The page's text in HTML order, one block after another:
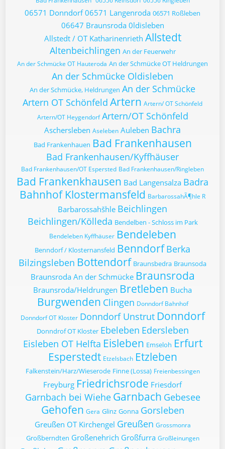
06571 Donndorf 06571 Langenroda 06571 Roßleben
06647 Braunsroda 0ldisleben
Allstedt / OT Katharinenrieth Allstedt
Altenbeichlingen An der Feuerwehr
An der Schmücke OT Hauteroda An der Schmücke OT Heldrungen
An der Schmücke Oldisleben
An der Schmücke, Heldrungen An der Schmücke
Artern OT Schönfeld Artern Artern/ OT Schönfeld
Artern/OT Heygendorf Artern/OT Schönfeld
Aschersleben Aseleben Auleben Bachra
Bad Frankenhauen Bad Frankenhausen
Bad Frankenhausen/Kyffhäuser
Bad Frankenhausen/OT Espersted Bad Frankenhausen/Ringleben
Bad Frankenkhausen Bad Langensalza Badra
Bahnhof Klostermansfeld BarbarossahÃ¶hle R
Barbarossahšhle Beichlingen
Beichlingen/Kölleda Bendelben - Schloss im Park
Bendeleben Kyffhäuser Bendeleben
Benndorf / Klosternansfeld Benndorf Berka
Bilzingsleben Bottendorf Braunsbedra Braunsoda
Braunsroda An der Schmücke Braunsroda
Braunsroda/Heldrungen Bretleben Bucha
Burgwenden Clingen Donndorf Bahnhof
Donndorf OT Kloster Donndorf Unstrut Donndorf
Donndrof OT Kloster Ebeleben Edersleben
Eisleben OT Helfta Eisleben Emseloh Erfurt
Esperstedt Etzelsbach Etzleben
Falkenstein/Harz/Wieserode Finne (Lossa) Freienbessingen
Freyburg Friedrichsrode Friesdorf
Garnbach bei Wiehe Garnbach Gebesee
Gehofen Gera Glinz Gonna Gorsleben
Greußen OT Kirchengel Greußen Grossmonra
Großberndten Großenehrich Großfurra Großleinungen